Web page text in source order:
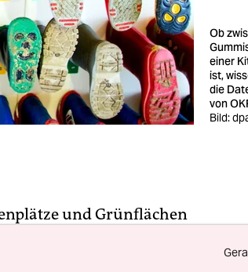
Ob
einer
ist,
die
von
Bild:
und Grünflächen
machen und